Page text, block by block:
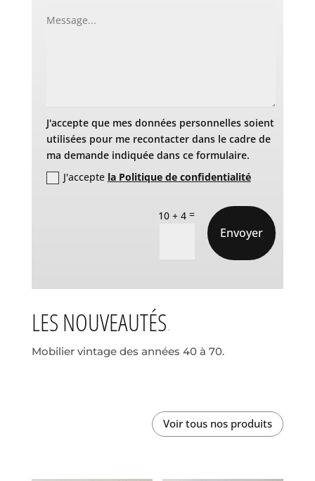
J'accepte que mes données personnelles soient
utilisées pour me recontacter dans le cadre de
ma demande indiquée dans ce formulaire.
J'accepte la Politique de confidentialité
10 + 4 =
Envoyer
LES NOUVEAUTÉS
Mobilier vintage des années 40 à 70.
Voir tous nos produits